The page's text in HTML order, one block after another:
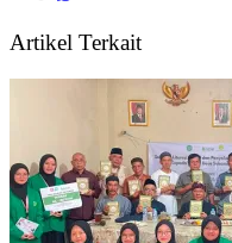
Artikel Terkait